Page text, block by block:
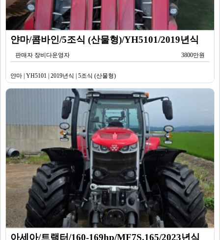
얀마/콤바인/5조식 (산물형)/YH5101/2019년식
판매자 장비다운영자 3800만원
얀마 | YH5101 | 2019년식 | 5조식 (산물형)
아세아/트랙터/160-169hp/MF7S.165/2023년식